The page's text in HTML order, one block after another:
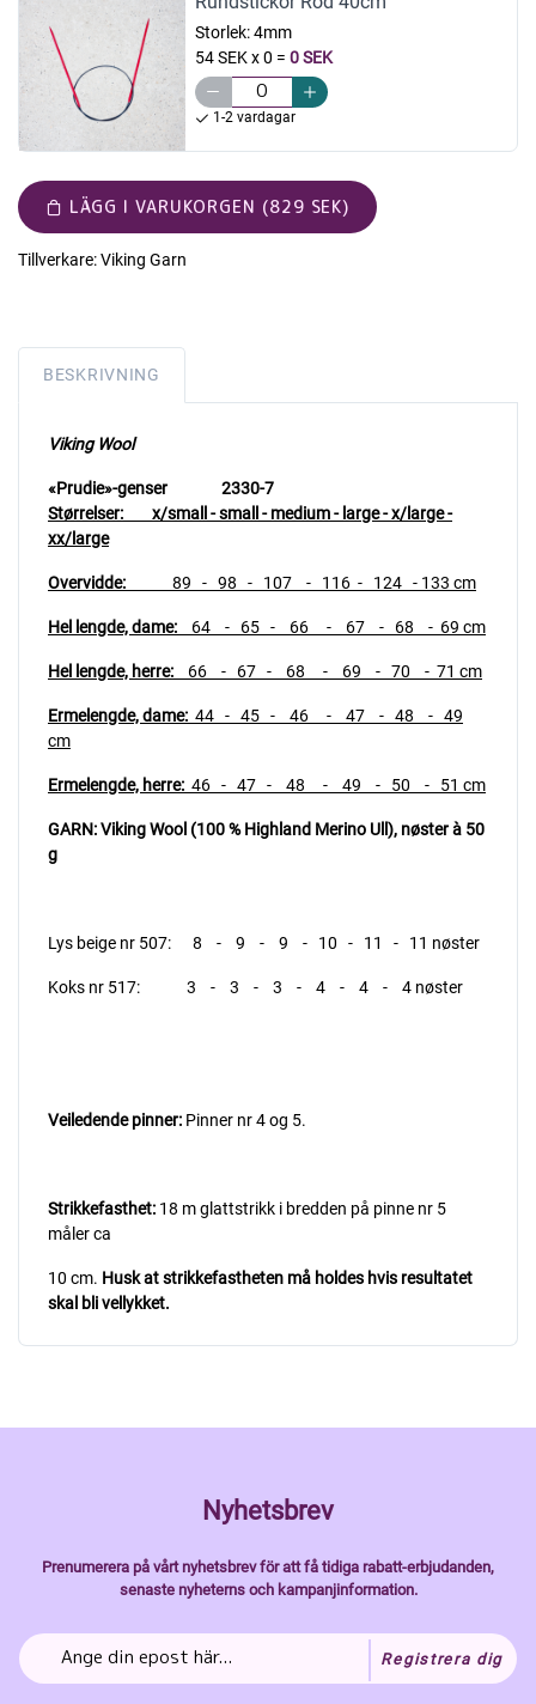
Storlek:4mm
54 SEK x 0 = 0 SEK
1-2 vardagar
LÄGG I VARUKORGEN (829 SEK)
Tillverkare:Viking Garn
BESKRIVNING
Viking Wool
«Prudie»-genser 2330-7
Størrelser: x/small - small - medium - large - x/large -
xx/large
Overvidde: 89 - 98 - 107 - 116 - 124 - 133 cm
Hel lengde, dame: 64 - 65 - 66 - 67 - 68 - 69 cm
Hel lengde, herre: 66 - 67 - 68 - 69 - 70 - 71 cm
Ermelengde, dame: 44 - 45 - 46 - 47 - 48 - 49
cm
Ermelengde, herre: 46 - 47 - 48 - 49 - 50 - 51 cm
GARN: Viking Wool (100 % Highland Merino Ull), nøster à 50
g
Lys beige nr 507: 8 - 9 - 9 - 10 - 11 - 11 nøster
Koks nr 517: 3 - 3 - 3 - 4 - 4 - 4 nøster
Veiledende pinner: Pinner nr 4 og 5.
Strikkefasthet: 18 m glattstrikk i bredden på pinne nr 5
måler ca
10 cm. Husk at strikkefastheten må holdes hvis resultatet
skal bli vellykket.
Nyhetsbrev
Prenumerera på vårt nyhetsbrev för att få tidiga rabatt-erbjudanden,
senaste nyheterns och kampanjinformation.
Registrera dig